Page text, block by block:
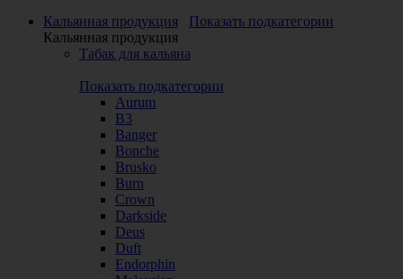
Кальянная продукция
Показать подкатегории
Кальянная продукция
Табак для кальяна
Показать подкатегории
Aurum
B3
Banger
Bonche
Brusko
Burn
Crown
Darkside
Deus
Duft
Endorphin